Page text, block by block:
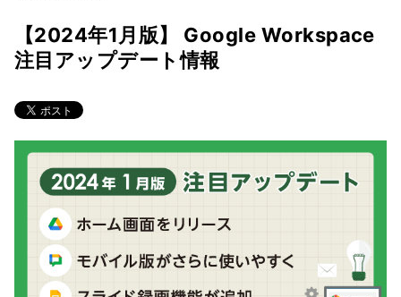
【2024年1月版】 Google Workspace
注目アップデート情報